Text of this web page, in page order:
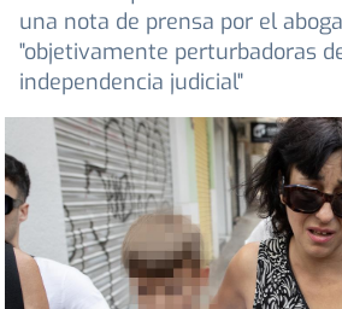
una nota de prensa por el
"objetivamente perturbadoras
independencia judicial"